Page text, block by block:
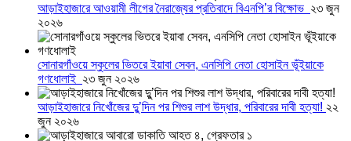
আড়াইহাজারে আওয়ামী লীগের নৈরাজ্যের প্রতিবাদে বিএনপি’র বিক্ষোভ ২৩ জুন
২০২৬
সোনারগাঁওয়ে স্কুলের ভিতরে ইয়াবা সেবন, এনসিপি নেতা হোসাইন ভূঁইয়াকে
গণধোলাই ২৩ জুন ২০২৬
আড়াইহাজারে নিখোঁজের দুু’দিন পর শিশুর লাশ উদ্ধার, পরিবারের দাবী হত্যা! ২২
জুন ২০২৬